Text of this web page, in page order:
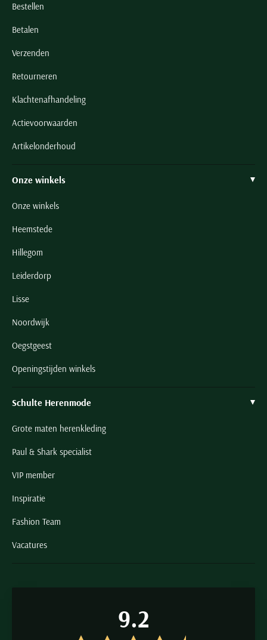
Bestellen
Betalen
Verzenden
Retourneren
Klachtenafhandeling
Actievoorwaarden
Artikelonderhoud
Onze winkels
Onze winkels
Heemstede
Hillegom
Leiderdorp
Lisse
Noordwijk
Oegstgeest
Openingstijden winkels
Schulte Herenmode
Grote maten herenkleding
Paul & Shark specialist
VIP member
Inspiratie
Fashion Team
Vacatures
9.2